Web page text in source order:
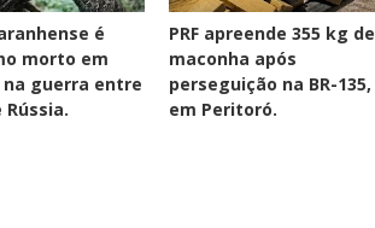
é
morto em
guerra entre
Rússia.
PRF apreende 355 kg de
maconha após
perseguição na BR-135,
em Peritoró.